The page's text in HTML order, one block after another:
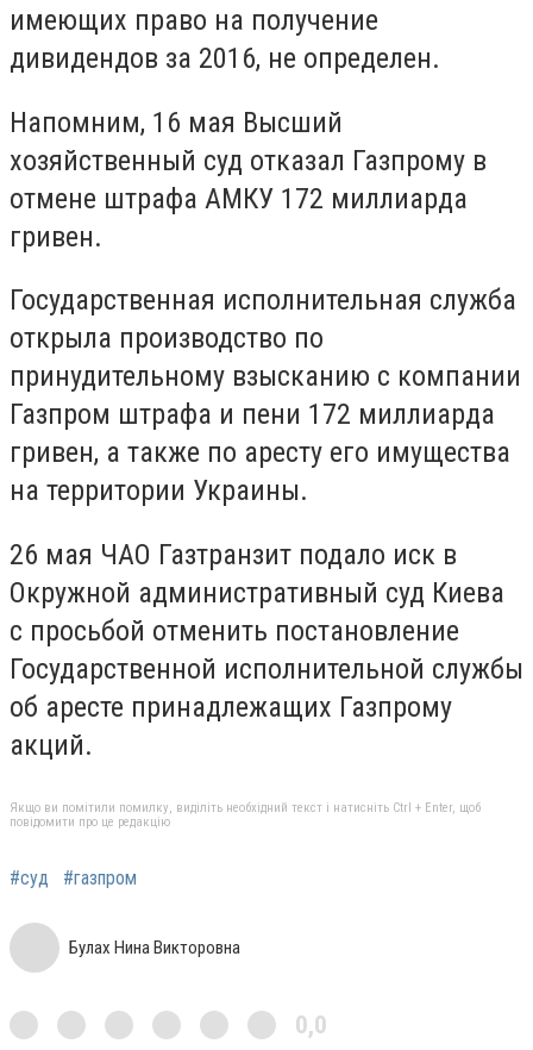
имеющих право на получение
дивидендов за 2016, не определен.
Напомним, 16 мая Высший
хозяйственный суд отказал Газпрому в
отмене штрафа АМКУ 172 миллиарда
гривен.
Государственная исполнительная служба
открыла производство по
принудительному взысканию с компании
Газпром штрафа и пени 172 миллиарда
гривен, а также по аресту его имущества
на территории Украины.
26 мая ЧАО Газтранзит подало иск в
Окружной административный суд Киева
с просьбой отменить постановление
Государственной исполнительной службы
об аресте принадлежащих Газпрому
акций.
Якщо ви помітили помилку, виділіть необхідний текст і натисніть Ctrl + Enter, щоб
повідомити про це редакцію
#суд #газпром
Булах Нина Викторовна
0,0